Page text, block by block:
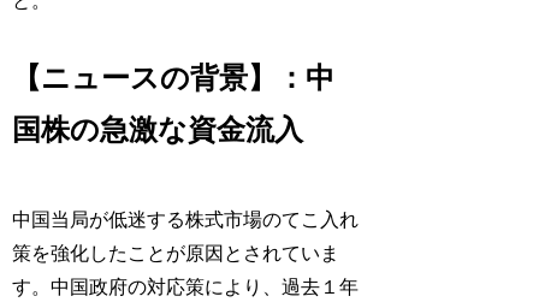
【ニュースの背景】：中
国株の急激な資金流入
中国当局が低迷する株式市場のてこ入れ
策を強化したことが原因とされていま
す。中国政府の対応策により、過去１年